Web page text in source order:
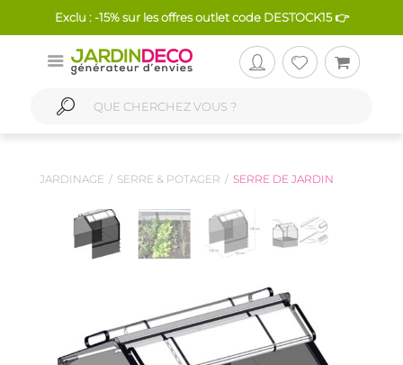
Exclu : -15% sur les offres outlet code DESTOCK15 👉
JARDINAGE SERRE & POTAGER SERRE DE JARDIN